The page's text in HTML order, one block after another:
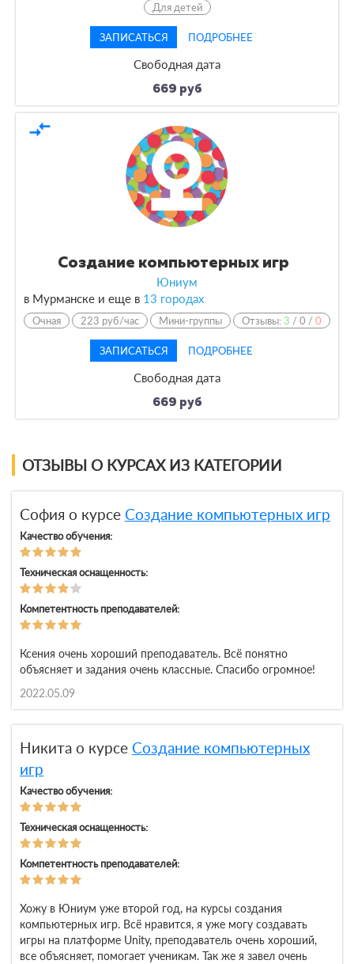
Для детей
ЗАПИСАТЬСЯ ПОДРОБНЕЕ
Свободная дата
669 руб
compare_arrows
Создание компьютерных игр
Юниум
в Мурманске и еще в 13 городах
Очная 223 руб/час Мини-группы Отзывы:3 /0 /0
ЗАПИСАТЬСЯ ПОДРОБНЕЕ
Свободная дата
669 руб
ОТЗЫВЫ О КУРСАХ ИЗ КАТЕГОРИИ
София о курсе Создание компьютерных игр
Качество обучения:
Техническая оснащенность:
Компетентность преподавателей:
Ксения очень хороший преподаватель. Всё понятно
объясняет и задания очень классные. Спасибо огромное!
2022.05.09
Никита о курсе Создание компьютерных
игр
Качество обучения:
Техническая оснащенность:
Компетентность преподавателей:
Хожу в Юниум уже второй год, на курсы создания
компьютерных игр. Всё нравится, я уже могу создавать
игры на платформе Unity, преподаватель очень хороший,
все объясняет, помогает ученикам. Так же я завел очень